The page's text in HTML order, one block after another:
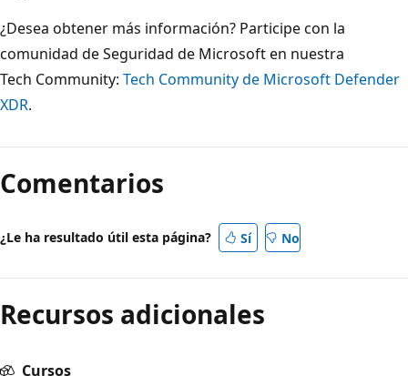
¿Desea obtener más información? Participe con la
comunidad de Seguridad de Microsoft en nuestra
Tech Community: Tech Community de Microsoft Defender
XDR.
Comentarios
¿Le ha resultado útil esta página? Sí No
Recursos adicionales
Cursos